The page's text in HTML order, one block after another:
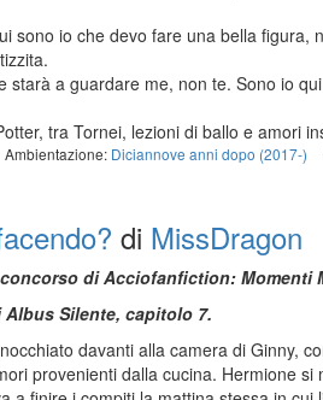
sono io che devo fare una bella figura,
starà a guardare me, non te. Sono io
tra Tornei, lezioni di ballo e amori
Ambientazione: Diciannove anni dopo (2017-)
di MissDragon
di Acciofanfiction: Momenti
Silente, capitolo 7.
davanti alla camera di Ginny,
provenienti dalla cucina. Hermione